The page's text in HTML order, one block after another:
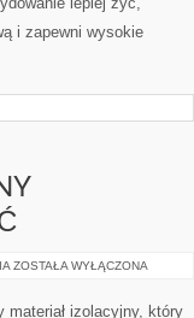
i zapewni wysokie
KORZYŚCI
WEŁNY
ZOSTAŁA WYŁĄCZONA
materiał izolacyjny, który